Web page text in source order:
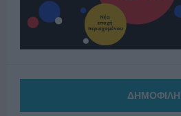
ΔΗΜΟΦΙΛΗ